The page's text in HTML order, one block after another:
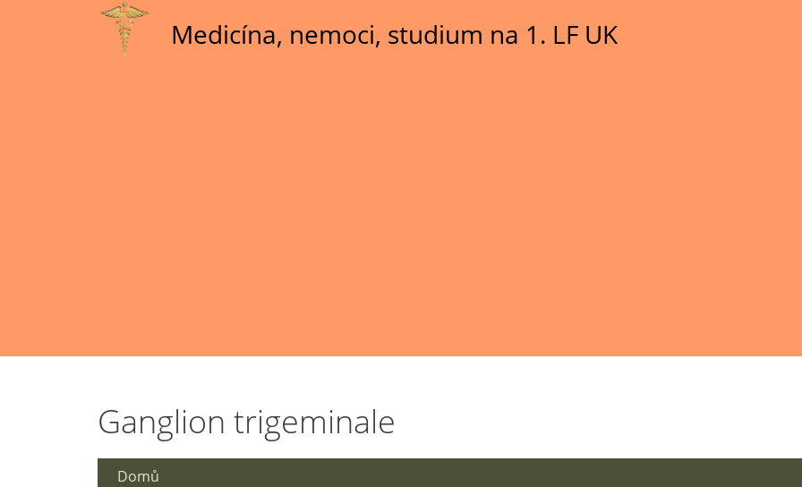
Medicína, nemoci, studium na 1. LF UK
Ganglion trigeminale
Domů